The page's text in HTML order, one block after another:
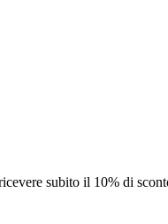
subito il 10% di